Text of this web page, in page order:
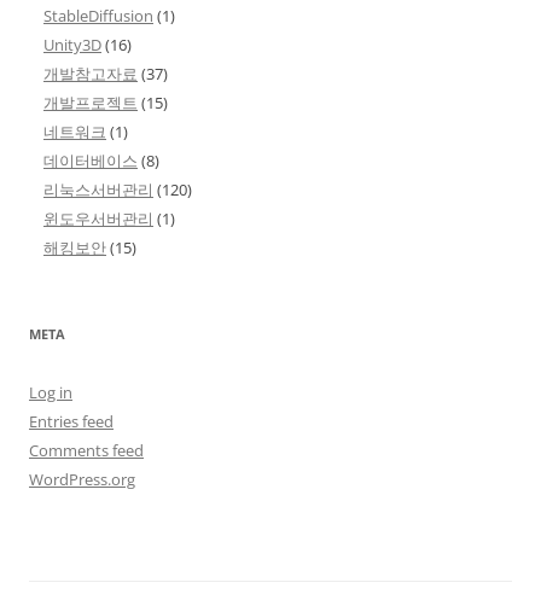
StableDiffusion (1)
Unity3D(16)
개발참고자료 (37)
개발프로젝트 (15)
네트워크 (1)
데이터베이스 (8)
리눅스서버관리 (120)
윈도우서버관리 (1)
해킹보안(15)
META
Log in
Entries feed
Comments feed
WordPress.org